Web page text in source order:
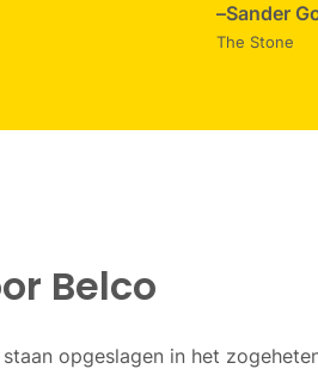
–Sander
The Stone
Belco
opgeslagen in het